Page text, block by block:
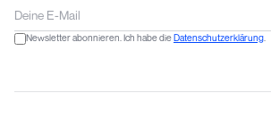
Newsletter abonnieren. Ich habe dieDatenschutzerklärung